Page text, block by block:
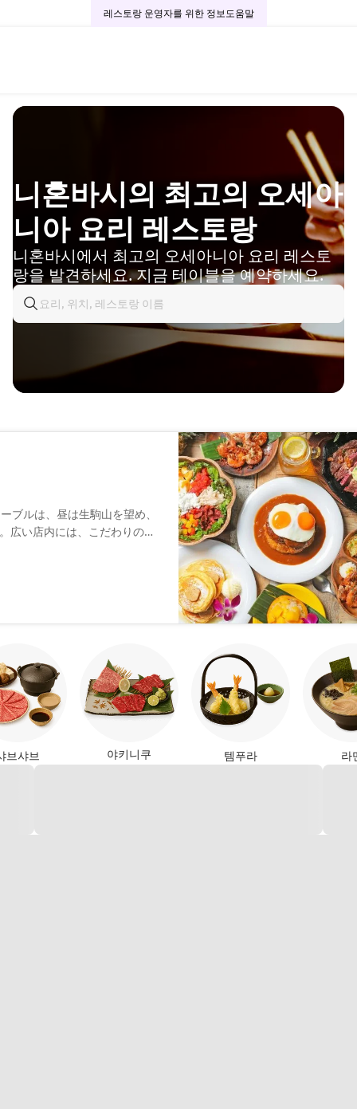
레스토랑 운영자를 위한 정보도움말
니혼바시의 최고의 오세아
니아 요리 레스토랑
니혼바시에서 최고의 오세아니아 요리 레스토
랑을 발견하세요. 지금 테이블을 예약하세요.
ブルは、昼は生駒山を望め、
広い店内には、こだわりの家
브샤브 야키니쿠 템푸라 라